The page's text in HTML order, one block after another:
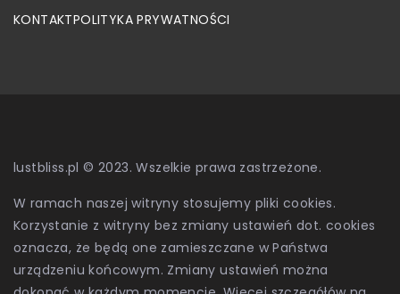
KONTAKTPOLITYKA PRYWATNOŚCI
lustbliss.pl © 2023. Wszelkie prawa zastrzeżone.
W ramach naszej witryny stosujemy pliki cookies.
Korzystanie z witryny bez zmiany ustawień dot. cookies
oznacza, że będą one zamieszczane w Państwa
urządzeniu końcowym. Zmiany ustawień można